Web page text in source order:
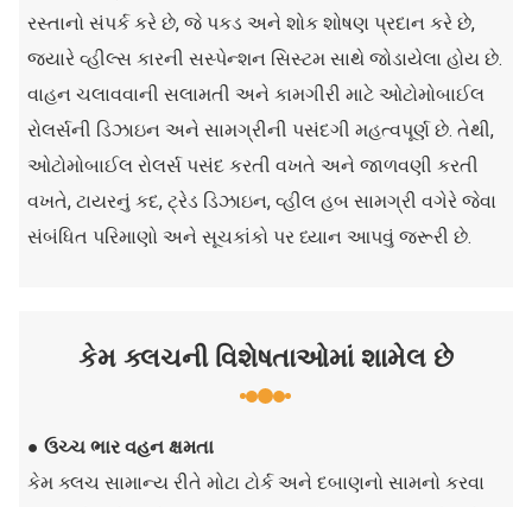
રસ્તાનો સંપર્ક કરે છે, જે પકડ અને શોક શોષણ પ્રદાન કરે છે,
જ્યારે વ્હીલ્સ કારની સસ્પેન્શન સિસ્ટમ સાથે જોડાયેલા હોય છે.
વાહન ચલાવવાની સલામતી અને કામગીરી માટે ઓટોમોબાઈલ
રોલર્સની ડિઝાઇન અને સામગ્રીની પસંદગી મહત્વપૂર્ણ છે. તેથી,
ઓટોમોબાઈલ રોલર્સ પસંદ કરતી વખતે અને જાળવણી કરતી
વખતે, ટાયરનું કદ, ટ્રેડ ડિઝાઇન, વ્હીલ હબ સામગ્રી વગેરે જેવા
સંબંધિત પરિમાણો અને સૂચકાંકો પર ધ્યાન આપવું જરૂરી છે.
કેમ ક્લચની વિશેષતાઓમાં શામેલ છે
● ઉચ્ચ ભાર વહન ક્ષમતા
કેમ ક્લચ સામાન્ય રીતે મોટા ટોર્ક અને દબાણનો સામનો કરવા